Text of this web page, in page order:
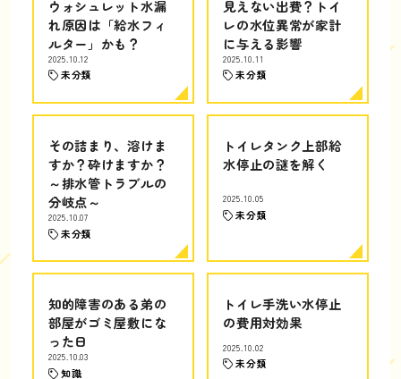
ウォシュレット水漏
れ原因は「給水フィ
ルター」かも？
2025.10.12
未分類
見えない出費？トイ
レの水位異常が家計
に与える影響
2025.10.11
未分類
その詰まり、溶けま
すか？砕けますか？
～排水管トラブルの
分岐点～
2025.10.07
未分類
トイレタンク上部給
水停止の謎を解く
2025.10.05
未分類
知的障害のある弟の
部屋がゴミ屋敷にな
った日
2025.10.03
知識
トイレ手洗い水停止
の費用対効果
2025.10.02
未分類